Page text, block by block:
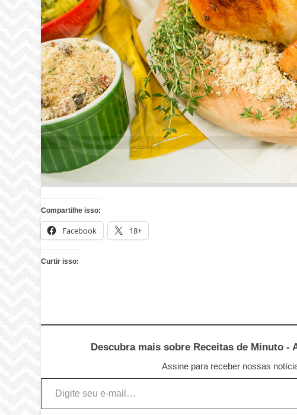
Compartilhe isso:
Facebook 18+
Curtir isso:
Descubra mais sobre Receitas de Minuto -
Assine para receber nossas
Digite seu e-mail…